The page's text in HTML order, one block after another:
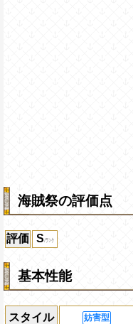
海賊祭の評価点
評価 S
基本性能
スタイル 妨害型